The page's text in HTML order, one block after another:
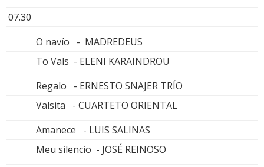
07.30
O navío - MADREDEUS
To Vals - ELENI KARAINDROU
Regalo - ERNESTO SNAJER TRÍO
Valsita - CUARTETO ORIENTAL
Amanece - LUIS SALINAS
Meu silencio - JOSÉ REINOSO